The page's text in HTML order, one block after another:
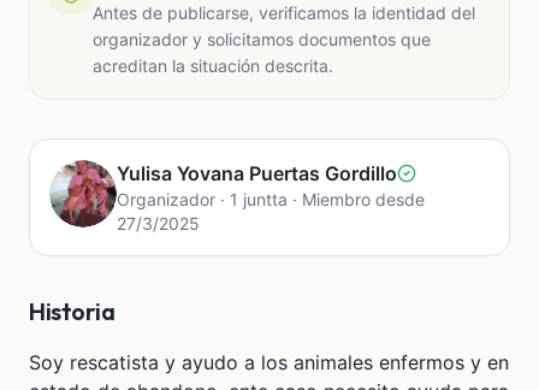
Antes de publicarse, verificamos la identidad del
organizador y solicitamos documentos que
acreditan la situación descrita.
Yulisa Yovana Puertas Gordillo
Organizador · 1 juntta · Miembro desde
27/3/2025
Historia
Soy rescatista y ayudo a los animales enfermos y en